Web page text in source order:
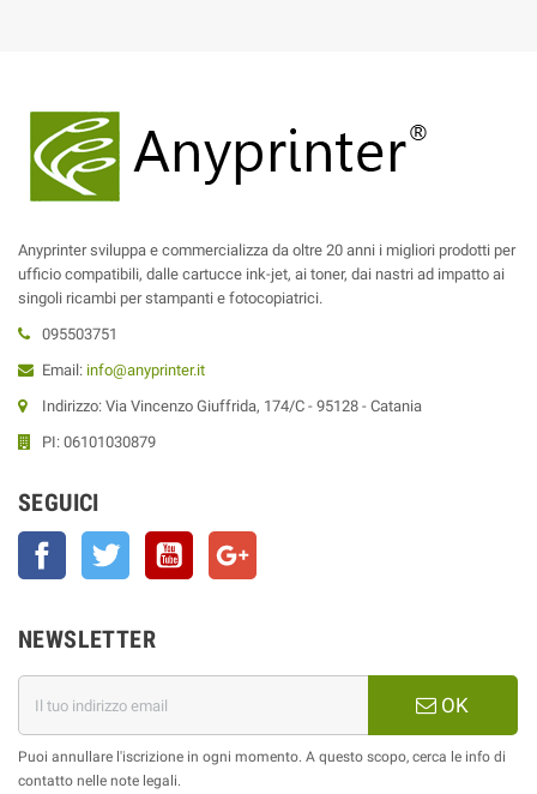
Anyprinter sviluppa e commercializza da oltre 20 anni i migliori prodotti per
ufficio compatibili, dalle cartucce ink-jet, ai toner, dai nastri ad impatto ai
singoli ricambi per stampanti e fotocopiatrici.
095503751
Email: info@anyprinter.it
Indirizzo: Via Vincenzo Giuffrida, 174/C - 95128 - Catania
PI: 06101030879
SEGUICI
Facebook Twitter YouTube
NEWSLETTER
OK
Puoi annullare l'iscrizione in ogni momento. A questo scopo, cerca le info di
contatto nelle note legali.